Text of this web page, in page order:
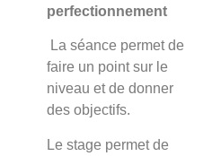
perfectionnement
La séance permet de
faire un point sur le
niveau et de donner
des objectifs.
Le stage permet de